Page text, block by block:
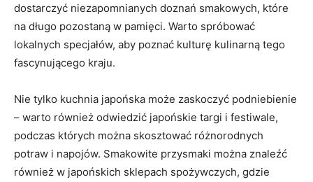
dostarczyć niezapomnianych doznań smakowych, które
na długo pozostaną w pamięci. Warto spróbować
lokalnych specjałów, aby poznać kulturę kulinarną tego
fascynującego kraju.
Nie tylko kuchnia japońska może zaskoczyć podniebienie
– warto również odwiedzić japońskie targi i festiwale,
podczas których można skosztować różnorodnych
potraw i napojów. Smakowite przysmaki można znaleźć
również w japońskich sklepach spożywczych, gdzie